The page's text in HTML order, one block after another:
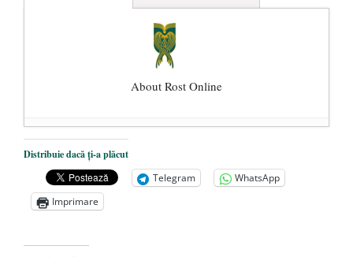
About Rost Online
Dezvăluiri cutremurătoare despre
președintele Ucrainei, Volodymyr
Zelensky
- 13 mai 2026
Statul care servește Națiunea
Legea Vexler produce efecte. Bustul
Distribuie dacă ți-a plăcut
Telegram
WhatsApp
Imprimare